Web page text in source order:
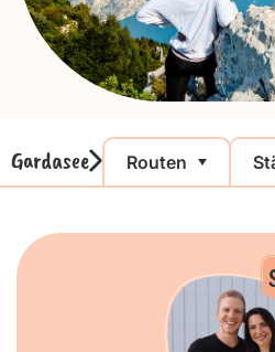
Gardasee Routen